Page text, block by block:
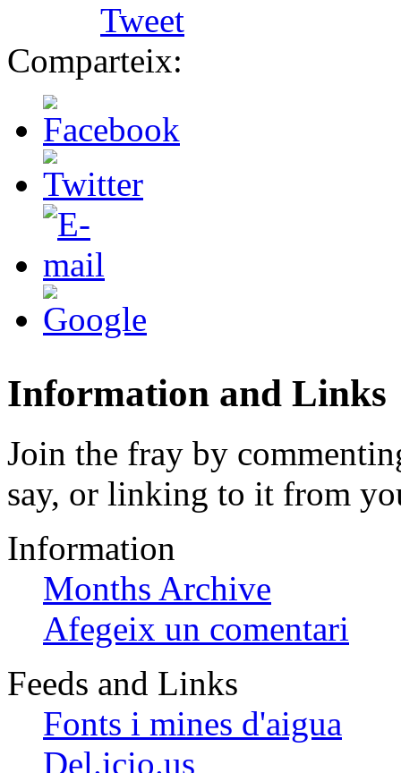
Tweet
Comparteix:
Information and Links
Join the fray by
say, or linking to it from
Information
Months Archive
Afegeix un comentari
Feeds and Links
Fonts i mines d'aigua
Del.icio.us